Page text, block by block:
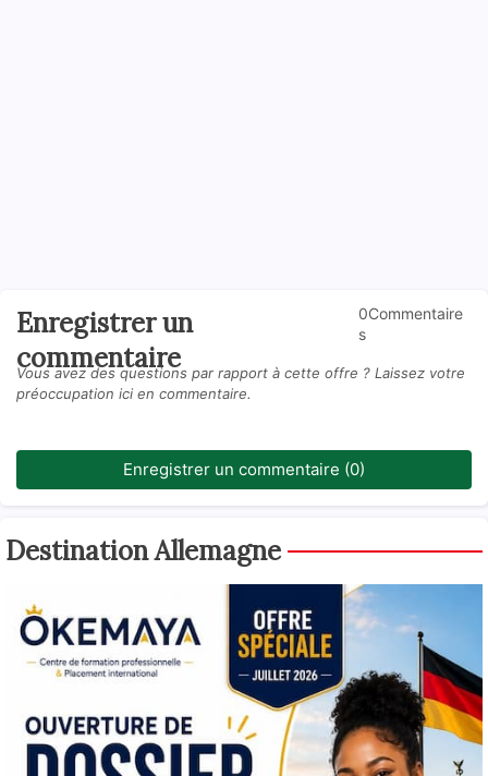
Enregistrer un
commentaire
0Commentaire
s
Vous avez des questions par rapport à cette offre ? Laissez votre
préoccupation ici en commentaire.
Enregistrer un commentaire (0)
Destination Allemagne